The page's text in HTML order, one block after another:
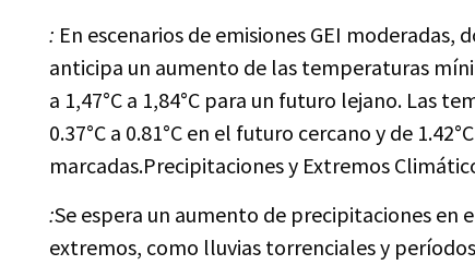
: En escenarios de emisiones GEI
anticipa un aumento de las temperaturas
a 1,47°C a 1,84°C para un futuro lejano. Las
0.37°C a 0.81°C en el futuro cercano y de
marcadas.Precipitaciones y Extremos
:Se espera un aumento de precipitaciones
extremos, como lluvias torrenciales y